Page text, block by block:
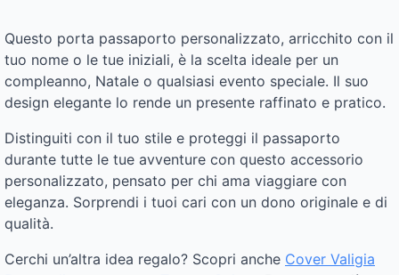
Questo porta passaporto personalizzato, arricchito con il
tuo nome o le tue iniziali, è la scelta ideale per un
compleanno, Natale o qualsiasi evento speciale. Il suo
design elegante lo rende un presente raffinato e pratico.
Distinguiti con il tuo stile e proteggi il passaporto
durante tutte le tue avventure con questo accessorio
personalizzato, pensato per chi ama viaggiare con
eleganza. Sorprendi i tuoi cari con un dono originale e di
qualità.
Cerchi un’altra idea regalo? Scopri anche Cover Valigia